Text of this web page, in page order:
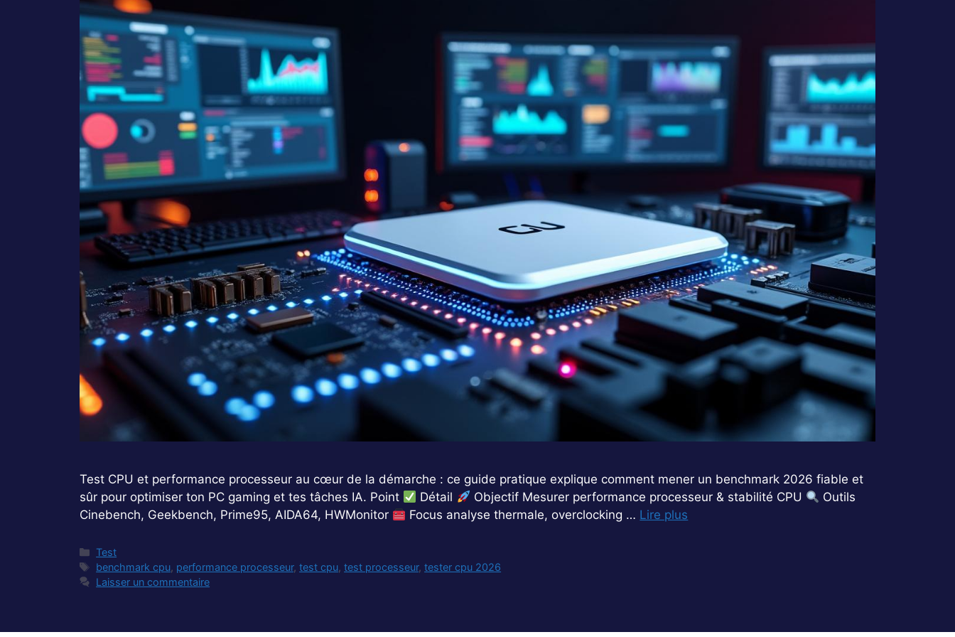
Test CPU et performance processeur au cœur de la démarche : ce guide pratique explique comment mener un benchmark 2026 fiable et
sûr pour optimiser ton PC gaming et tes tâches IA. Point
Détail Objectif Mesurer performance processeur & stabilité CPU
Outils
Cinebench, Geekbench, Prime95, AIDA64, HWMonitor
Focus analyse thermale, overclocking … Lire plus
Catégories
Test
Étiquettes
benchmark cpu, performance processeur,test cpu,test processeur,tester cpu 2026
Laisser un commentaire